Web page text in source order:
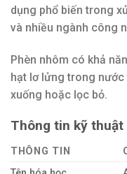
dụng phổ biến trong
và nhiều ngành công
Phèn nhôm có khả
hạt lơ lửng trong
xuống hoặc lọc bỏ.
Thông tin kỹ thuật
THÔNG TIN